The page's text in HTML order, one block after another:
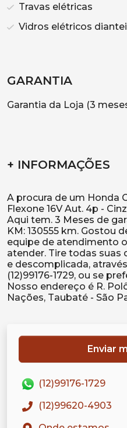
Travas elétricas
Vidros elétricos
GARANTIA
Garantia da Loja (3
+ INFORMAÇÕES
A procura de um Honda
Flexone 16V Aut. 4p -
Aqui tem. 3 Meses de
KM: 130555 km. Gostou
equipe de atendimento
atender. Tire todas suas
e descomplicada,
(12)99176-1729, ou se
Nosso endereço é R.
Enviar
(12)99176-1729
(12)99620-4903